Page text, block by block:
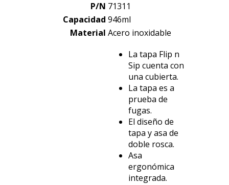
P/N 71311
Capacidad 946ml
Material Acero inoxidable
La tapa Flip n
Sip cuenta con
una cubierta.
La tapa es a
prueba de
fugas.
El diseño de
tapa y asa de
doble rosca.
Asa
ergonómica
integrada.